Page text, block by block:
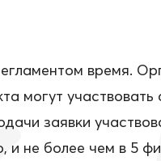
время.
могут участвовать
заявки
не более чем в 5